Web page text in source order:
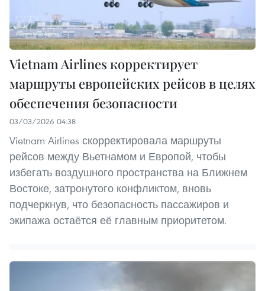
Vietnam Airlines корректирует
маршруты европейских рейсов в целях
обеспечения безопасности
03/03/2026 04:38
Vietnam Airlines скорректировала маршруты
рейсов между Вьетнамом и Европой, чтобы
избегать воздушного пространства на Ближнем
Востоке, затронутого конфликтом, вновь
подчеркнув, что безопасность пассажиров и
экипажа остаётся её главным приоритетом.